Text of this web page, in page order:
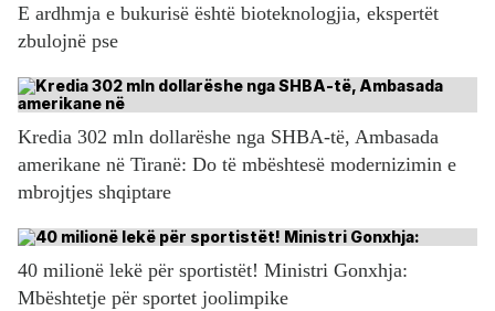
E ardhmja e bukurisë është bioteknologjia, ekspertët
zbulojnë pse
Kredia 302 mln dollarëshe nga SHBA-të, Ambasada
amerikane në Tiranë: Do të mbështesë modernizimin e
mbrojtjes shqiptare
40 milionë lekë për sportistët! Ministri Gonxhja:
Mbështetje për sportet joolimpike